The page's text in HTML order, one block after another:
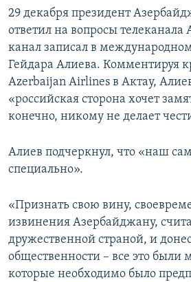
29 декабря президент
ответил на вопросы телеканала
канал записал в
Гейдара Алиева. Комментируя
Azerbaijan Airlines в Актау,
«российская сторона хочет
конечно, никому не делает
Алиев подчеркнул, что «наш
специально».
«Признать свою вину,
извинения Азербайджану,
дружественной страной, и
общественности – все это
которые необходимо было